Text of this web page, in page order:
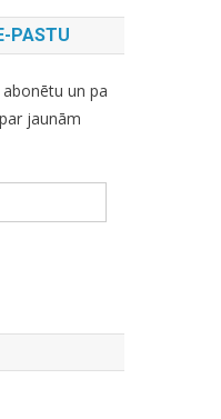
PASTU
un pa
jaunām